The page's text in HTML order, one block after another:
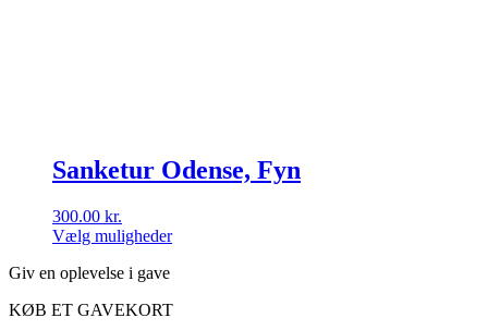
Sanketur Odense, Fyn
300.00 kr.
Vælg muligheder
vare
flere
Giv en oplevelse i gave
KØB ET GAVEKORT